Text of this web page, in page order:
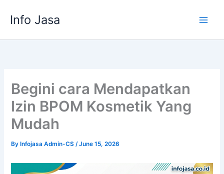
Info Jasa
Begini cara Mendapatkan
Izin BPOM Kosmetik Yang
Mudah
By Infojasa Admin-CS/June 15, 2026